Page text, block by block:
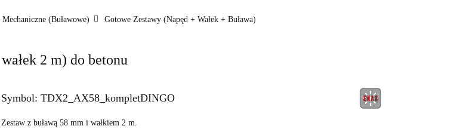
(Buławowe) Gotowe Zestawy (Napęd + Wałek + Buława)
2 m) do betonu
Symbol: TDX2_AX58_kompletDINGO
Zestaw z buławą 58 mm i wałkiem 2 m.